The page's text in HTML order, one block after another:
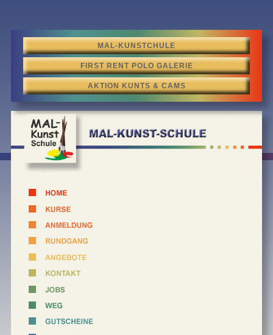
MAL-KUNSTCHULE
FIRST RENT POLO GALERIE
AKTION KUNTS & CAMS